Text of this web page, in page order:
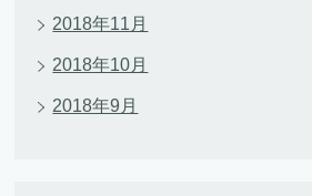
2018年11月
2018年10月
2018年9月